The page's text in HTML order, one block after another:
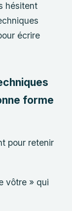
hésitent
écrire
forme
pour retenir
vôtre » qui